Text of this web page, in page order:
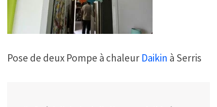
Pose de deux Pompe à chaleur Daikin à Serris